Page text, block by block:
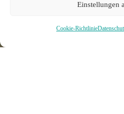
Einstellungen
Cookie-Richtlinie